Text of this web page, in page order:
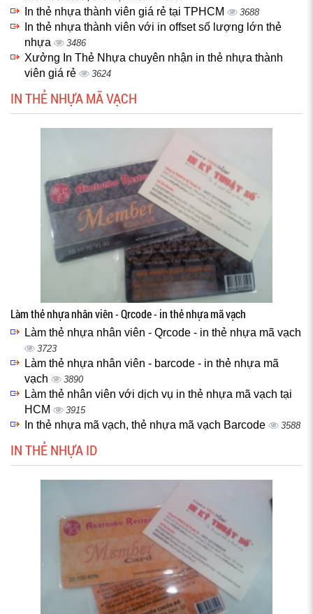
In thẻ nhựa thành viên giá rẻ tại TPHCM 3688
In thẻ nhựa thành viên với in offset số lượng lớn thẻ
nhựa
3486
Xưởng In Thẻ Nhựa chuyên nhận in thẻ nhựa thành
viên giá rẻ
3624
IN THẺ NHỰA MÃ VẠCH
Làm thẻ nhựa nhân viên - Qrcode - in thẻ nhựa mã vạch
Làm thẻ nhựa nhân viên - Qrcode - in thẻ nhựa mã vạch
3723
Làm thẻ nhựa nhân viên - barcode - in thẻ nhựa mã
vạch
3890
Làm thẻ nhân viên với dịch vụ in thẻ nhựa mã vạch tại
HCM
3915
In thẻ nhựa mã vạch, thẻ nhựa mã vạch Barcode 3588
IN THẺ NHỰA ID